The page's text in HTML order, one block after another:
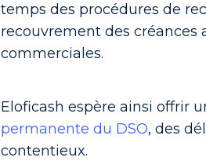
temps des procédures de
recouvrement des créances
commerciales.
Eloficash espère ainsi offrir
permanente du DSO, des
contentieux.